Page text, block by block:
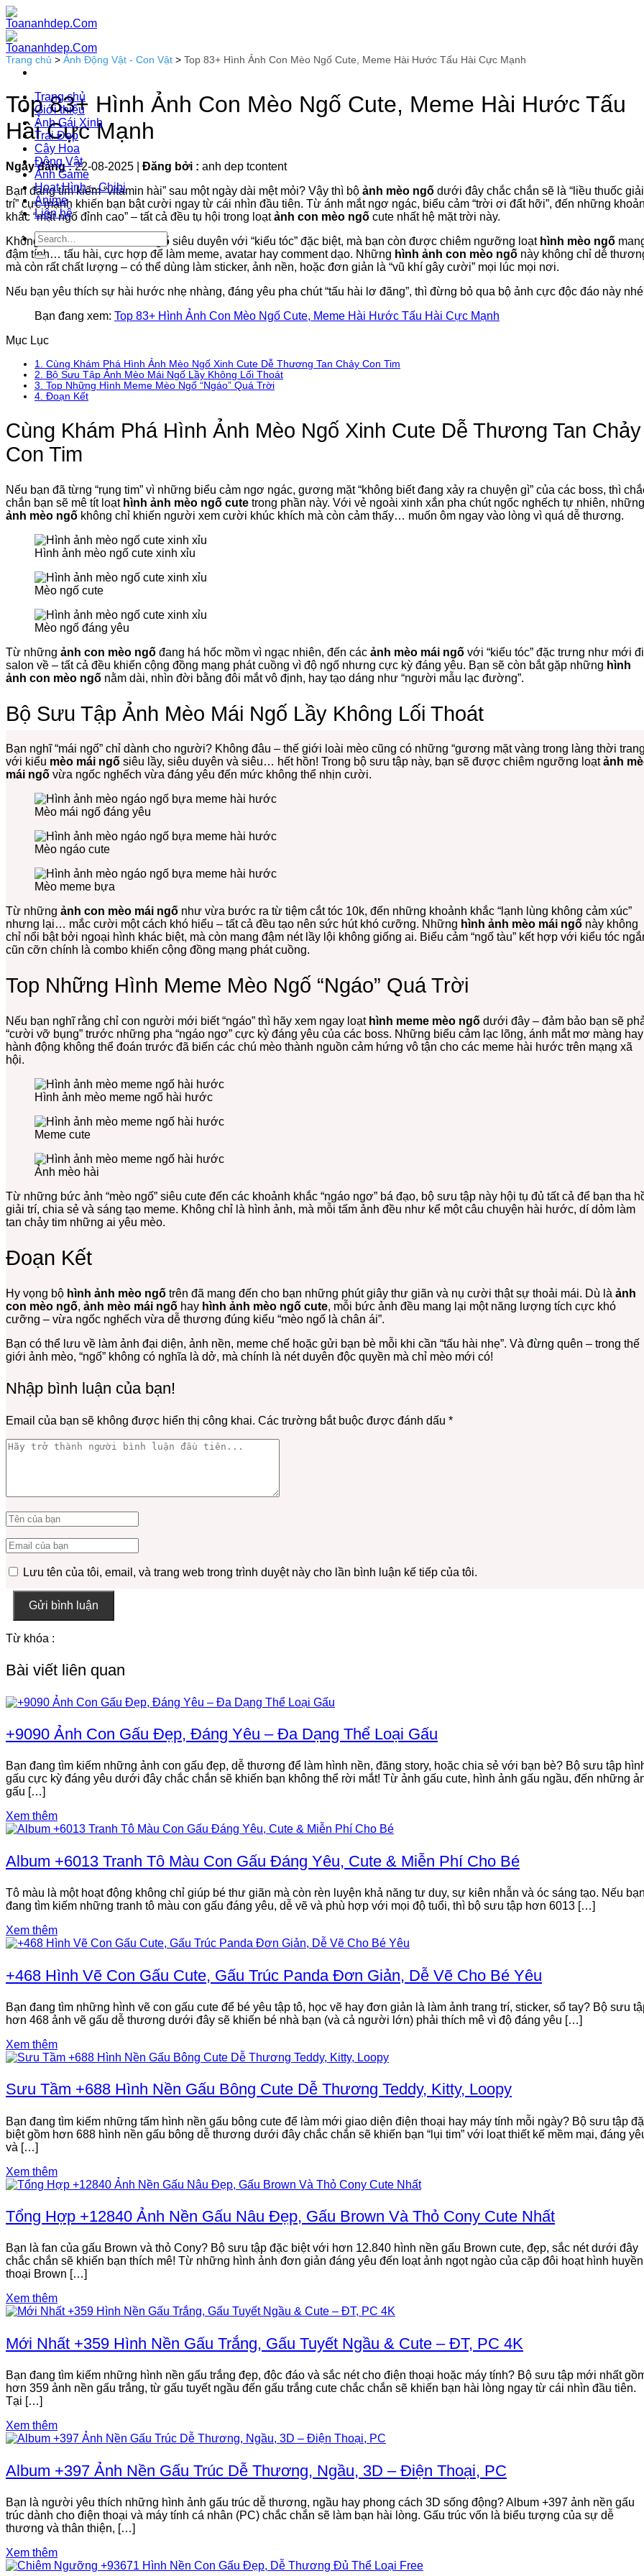
Bỏ
qua
nội
dung
Trang chủ
Giới thiệu
Ảnh Gái Xinh
Trai Đẹp
Cây Hoa
Động Vật
Ảnh Game
Hoạt Hình – Chibi
Anime
Liên hệ
Trang chủ > Ảnh Động Vật - Con Vật > Top 83+ Hình Ảnh Con Mèo Ngố Cute, Meme Hài Hước Tấu Hài Cực Mạnh
Top 83+ Hình Ảnh Con Mèo Ngố Cute, Meme Hài Hước Tấu
Hài Cực Mạnh
Ngày đăng :22-08-2025 Đăng bởi : anh dep tcontent
Bạn đang tìm kiếm “vitamin hài” sau một ngày dài mệt mỏi? Vậy thì bộ ảnh mèo ngố dưới đây chắc chắn sẽ là “liều thuốc giải
trí” cực mạnh khiến bạn bật cười ngay từ cái nhìn đầu tiên. Từ ánh mắt ngơ ngác, biểu cảm “trời ơi đất hỡi”, đến những
khắc “mặt ngố đỉnh cao” – tất cả đều tụ hội trong loạtảnh con mèo ngố cute nhất hệ mặt trời này.
Không chỉ có ảnh mèo mái ngố siêu duyên với “kiểu tóc” đặc biệt, mà bạn còn được chiêm ngưỡng loạt hình mèo ngố
đậm tính… tấu hài, cực hợp để làm meme, avatar hay comment dạo. Những hình ảnh con mèo ngố này không chỉ dễ
mà còn rất chất lượng – có thể dùng làm sticker, ảnh nền, hoặc đơn giản là “vũ khí gây cười” mọi lúc mọi nơi.
Nếu bạn yêu thích sự hài hước nhẹ nhàng, đáng yêu pha chút “tấu hài lơ đãng”, thì đừng bỏ qua bộ ảnh cực độc đáo này
Bạn đang xem: Top 83+ Hình Ảnh Con Mèo Ngố Cute, Meme Hài Hước Tấu Hài Cực Mạnh
Mục Lục
1.
Cùng Khám Phá Hình Ảnh Mèo Ngố Xinh Cute Dễ Thương Tan Chảy Con Tim
2.
Bộ Sưu Tập Ảnh Mèo Mái Ngố Lầy Không Lối Thoát
3. Top Những Hình Meme Mèo Ngố “Ngáo” Quá Trời
4. Đoạn Kết
Cùng Khám Phá Hình Ảnh Mèo Ngố Xinh Cute Dễ Thương Tan Chảy
Con Tim
Nếu bạn đã từng “rụng tim” vì những biểu cảm ngơ ngác, gương mặt “không biết đang xảy ra chuyện gì” của các boss, thì
chắn bạn sẽ mê tít loạt hình ảnh mèo ngố cute trong phần này. Với vẻ ngoài xinh xắn pha chút ngốc nghếch tự nhiên, những
ảnh mèo ngố không chỉ khiến người xem cười khúc khích mà còn cảm thấy… muốn ôm ngay vào lòng vì quá dễ thương.
Hình ảnh mèo ngố cute xinh xỉu
Mèo ngố cute
Mèo ngố đáng yêu
Từ những ảnh con mèo ngố đang há hốc mồm vì ngạc nhiên, đến các ảnh mèo mái ngố với “kiểu tóc” đặc trưng như mới đi
salon về – tất cả đều khiến cộng đồng mạng phát cuồng vì độ ngố nhưng cực kỳ đáng yêu. Bạn sẽ còn bắt gặp những hình
ảnh con mèo ngố nằm dài, nhìn đời bằng đôi mắt vô định, hay tạo dáng như “người mẫu lạc đường”.
Bộ Sưu Tập Ảnh Mèo Mái Ngố Lầy Không Lối Thoát
Bạn nghĩ “mái ngố” chỉ dành cho người? Không đâu – thế giới loài mèo cũng có những “gương mặt vàng trong làng thời
với kiểu mèo mái ngố siêu lầy, siêu duyên và siêu… hết hồn! Trong bộ sưu tập này, bạn sẽ được chiêm ngưỡng loạtảnh
mái ngố vừa ngốc nghếch vừa đáng yêu đến mức không thể nhịn cười.
Mèo mái ngố đáng yêu
Mèo ngáo cute
Mèo meme bựa
Từ những ảnh con mèo mái ngố như vừa bước ra từ tiệm cắt tóc 10k, đến những khoảnh khắc “lạnh lùng không cảm xúc”
nhưng lại… mắc cười một cách khó hiểu – tất cả đều tạo nên sức hút khó cưỡng. Những hình ảnh mèo mái ngố này không
chỉ nổi bật bởi ngoại hình khác biệt, mà còn mang đậm nét lầy lội không giống ai. Biểu cảm “ngố tàu” kết hợp với kiểu tóc
cũn cỡn chính là combo khiến cộng đồng mạng phát cuồng.
Top Những Hình Meme Mèo Ngố “Ngáo” Quá Trời
Nếu bạn nghĩ rằng chỉ con người mới biết “ngáo” thì hãy xem ngay loạt hình meme mèo ngố dưới đây – đảm bảo bạn sẽ
“cười vỡ bụng” trước những pha “ngáo ngơ” cực kỳ đáng yêu của các boss. Những biểu cảm lạc lõng, ánh mắt mơ màng hay
hành động không thể đoán trước đã biến các chú mèo thành nguồn cảm hứng vô tận cho các meme hài hước trên mạng xã
hội.
Hình ảnh mèo meme ngố hài hước
Meme cute
Ảnh mèo hài
Từ những bức ảnh “mèo ngố” siêu cute đến các khoảnh khắc “ngáo ngơ” bá đạo, bộ sưu tập này hội tụ đủ tất cả để bạn tha
giải trí, chia sẻ và sáng tạo meme. Không chỉ là hình ảnh, mà mỗi tấm ảnh đều như kể một câu chuyện hài hước, dí dỏm làm
tan chảy tim những ai yêu mèo.
Đoạn Kết
Hy vọng bộ hình ảnh mèo ngố trên đã mang đến cho bạn những phút giây thư giãn và nụ cười thật sự thoải mái. Dù là ảnh
con mèo ngố, ảnh mèo mái ngố hay hình ảnh mèo ngố cute, mỗi bức ảnh đều mang lại một năng lượng tích cực khó
cưỡng – vừa ngốc nghếch vừa dễ thương đúng kiểu “mèo ngố là chân ái”.
Bạn có thể lưu về làm ảnh đại diện, ảnh nền, meme chế hoặc gửi bạn bè mỗi khi cần “tấu hài nhẹ”. Và đừng quên – trong thế
giới ảnh mèo, “ngố” không có nghĩa là dở, mà chính là nét duyên độc quyền mà chỉ mèo mới có!
Nhập bình luận của bạn!
Email của bạn sẽ không được hiển thị công khai. Các trường bắt buộc được đánh dấu *
Lưu tên của tôi, email, và trang web trong trình duyệt này cho lần bình luận kế tiếp của tôi.
Gửi bình luận
Từ khóa :
Bài viết liên quan
+9090 Ảnh Con Gấu Đẹp, Đáng Yêu – Đa Dạng Thể Loại Gấu
Bạn đang tìm kiếm những ảnh con gấu đẹp, dễ thương để làm hình nền, đăng story, hoặc chia sẻ với bạn bè? Bộ sưu tập
gấu cực kỳ đáng yêu dưới đây chắc chắn sẽ khiến bạn không thể rời mắt! Từ ảnh gấu cute, hình ảnh gấu ngầu, đến những
gấu […]
Xem thêm
Album +6013 Tranh Tô Màu Con Gấu Đáng Yêu, Cute & Miễn Phí Cho Bé
Tô màu là một hoạt động không chỉ giúp bé thư giãn mà còn rèn luyện khả năng tư duy, sự kiên nhẫn và óc sáng tạo. Nếu bạn
đang tìm kiếm những tranh tô màu con gấu đáng yêu, dễ vẽ và phù hợp với mọi độ tuổi, thì bộ sưu tập hơn 6013 […]
Xem thêm
+468 Hình Vẽ Con Gấu Cute, Gấu Trúc Panda Đơn Giản, Dễ Vẽ Cho Bé Yêu
Bạn đang tìm những hình vẽ con gấu cute để bé yêu tập tô, học vẽ hay đơn giản là làm ảnh trang trí, sticker, sổ tay? Bộ sưu
hơn 468 ảnh vẽ gấu dễ thương dưới đây sẽ khiến bé nhà bạn (và cả người lớn) phải thích mê vì độ đáng yêu […]
Xem thêm
Sưu Tầm +688 Hình Nền Gấu Bông Cute Dễ Thương Teddy, Kitty, Loopy
Bạn đang tìm kiếm những tấm hình nền gấu bông cute để làm mới giao diện điện thoại hay máy tính mỗi ngày? Bộ sưu tập
biệt gồm hơn 688 hình nền gấu bông dễ thương dưới đây chắc chắn sẽ khiến bạn “lụi tim” với loạt thiết kế mềm mại, đáng
và […]
Xem thêm
Tổng Hợp +12840 Ảnh Nền Gấu Nâu Đẹp, Gấu Brown Và Thỏ Cony Cute Nhất
Bạn là fan của gấu Brown và thỏ Cony? Bộ sưu tập đặc biệt với hơn 12.840 hình nền gấu Brown cute, đẹp, sắc nét dưới đây
chắc chắn sẽ khiến bạn thích mê! Từ những hình ảnh đơn giản đáng yêu đến loạt ảnh ngọt ngào của cặp đôi hoạt hình huyền
thoại Brown […]
Xem thêm
Mới Nhất +359 Hình Nền Gấu Trắng, Gấu Tuyết Ngầu & Cute – ĐT, PC 4K
Bạn đang tìm kiếm những hình nền gấu trắng đẹp, độc đáo và sắc nét cho điện thoại hoặc máy tính? Bộ sưu tập mới nhất
hơn 359 ảnh nền gấu trắng, từ gấu tuyết ngầu đến gấu trắng cute chắc chắn sẽ khiến bạn hài lòng ngay từ cái nhìn đầu tiên.
Tại […]
Xem thêm
Album +397 Ảnh Nền Gấu Trúc Dễ Thương, Ngầu, 3D – Điện Thoại, PC
Bạn là người yêu thích những hình ảnh gấu trúc dễ thương, ngầu hay phong cách 3D sống động? Album +397 ảnh nền gấu
trúc dành cho điện thoại và máy tính cá nhân (PC) chắc chắn sẽ làm bạn hài lòng. Gấu trúc vốn là biểu tượng của sự dễ
thương và thân thiện, […]
Xem thêm